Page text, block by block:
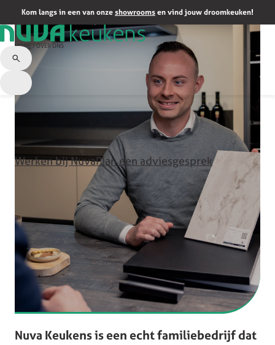
Kom langs in een van onze showrooms en vind jouw droomkeuken!
HOME /OVER ONS
Werken bij NuvaPlan een adviesgesprek
Nuva Keukens is een echt familiebedrijf dat